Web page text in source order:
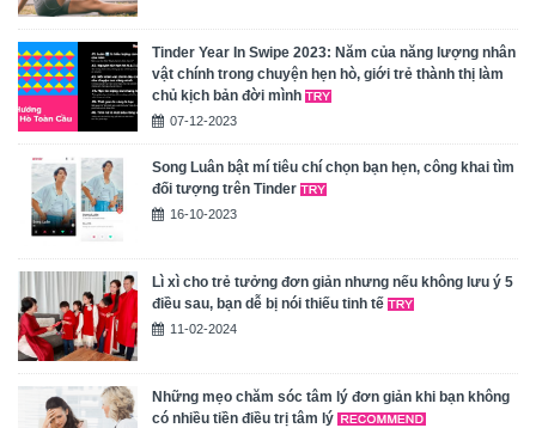
Tinder Year In Swipe 2023: Năm của năng lượng nhân
vật chính trong chuyện hẹn hò, giới trẻ thành thị làm
chủ kịch bản đời mình
07-12-2023
Song Luân bật mí tiêu chí chọn bạn hẹn, công khai tìm
đối tượng trên Tinder
16-10-2023
Lì xì cho trẻ tưởng đơn giản nhưng nếu không lưu ý 5
điều sau, bạn dễ bị nói thiếu tinh tế
11-02-2024
Những mẹo chăm sóc tâm lý đơn giản khi bạn không
có nhiều tiền điều trị tâm lý